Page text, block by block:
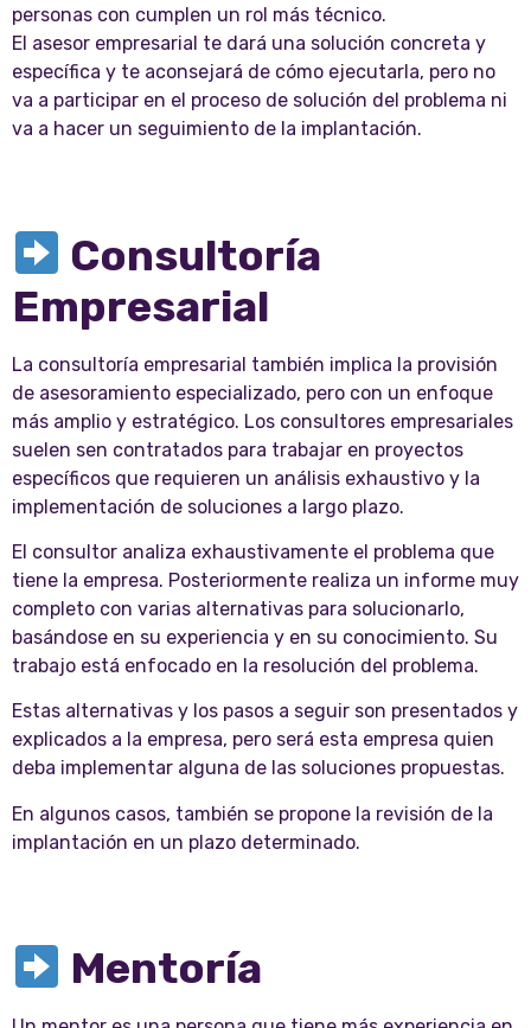
personas con cumplen un rol más técnico.
El asesor empresarial te dará una solución concreta y
específica y te aconsejará de cómo ejecutarla, pero no
va a participar en el proceso de solución del problema ni
va a hacer un seguimiento de la implantación.
Consultoría
Empresarial
La consultoría empresarial también implica la provisión
de asesoramiento especializado, pero con un enfoque
más amplio y estratégico. Los consultores empresariales
suelen sen contratados para trabajar en proyectos
específicos que requieren un análisis exhaustivo y la
implementación de soluciones a largo plazo.
El consultor analiza exhaustivamente el problema que
tiene la empresa. Posteriormente realiza un informe muy
completo con varias alternativas para solucionarlo,
basándose en su experiencia y en su conocimiento. Su
trabajo está enfocado en la resolución del problema.
Estas alternativas y los pasos a seguir son presentados y
explicados a la empresa, pero será esta empresa quien
deba implementar alguna de las soluciones propuestas.
En algunos casos, también se propone la revisión de la
implantación en un plazo determinado.
Mentoría